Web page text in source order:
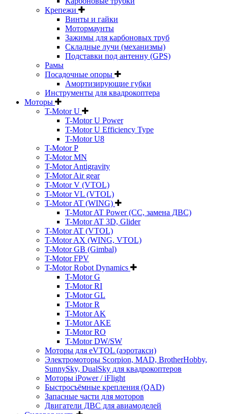
Крепежи
Винты и гайки
Мотормаунты
Зажимы для карбоновых труб
Складные лучи (механизмы)
Подставки под антенну (GPS)
Рамы
Посадочные опоры
Амортизирующие губки
Инструменты для квадрокоптера
Моторы
T-Motor U
T-Motor U Power
T-Motor U Efficiency Type
T-Motor U8
T-Motor P
T-Motor MN
T-Motor Antigravity
T-Motor Air gear
T-Motor V (VTOL)
T-Motor VL (VTOL)
T-Motor AT (WING)
T-Motor AT Power (CC, замена ДВС)
T-Motor AT 3D, Glider
T-Motor AT (VTOL)
T-Motor AX (WING, VTOL)
T-Motor GB (Gimbal)
T-Motor FPV
T-Motor Robot Dynamics
T-Motor G
T-Motor RI
T-Motor GL
T-Motor R
T-Motor AK
T-Motor AKE
T-Motor RO
T-Motor DW/SW
Моторы для eVTOL (аэротакси)
Электромоторы Scorpion, MAD, BrotherHobby,
SunnySky, DualSky для квадрокоптеров
Моторы iPower / iFlight
Быстросъёмные крепления (QAD)
Запасные части для моторов
Двигатели ДВС для авиамоделей